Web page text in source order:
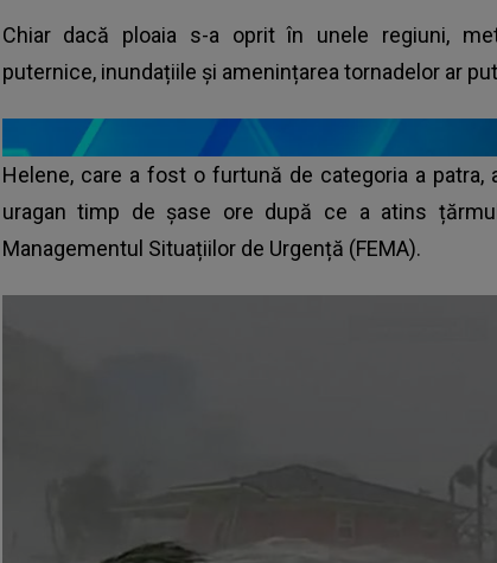
Chiar dacă ploaia s-a oprit în unele regiuni,
puternice, inundațiile și amenințarea tornadelorar
Helene, care a fost o furtună de categoria a
uragan timp de șase ore după ce a atins
Managementul Situațiilor de Urgență (FEMA).